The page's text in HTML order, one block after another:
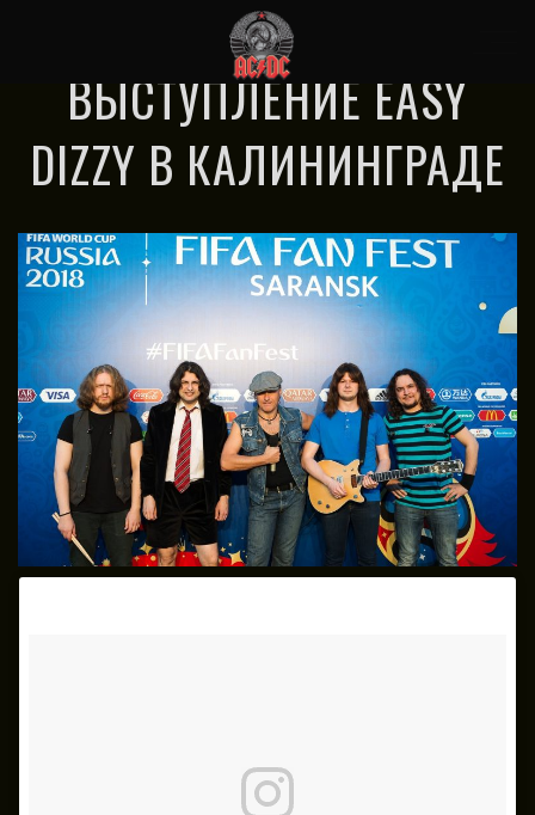
ЧЕМПИОНАТ МИРА 2018 /
ВЫСТУПЛЕНИЕ EASY
DIZZY В КАЛИНИНГРАДЕ